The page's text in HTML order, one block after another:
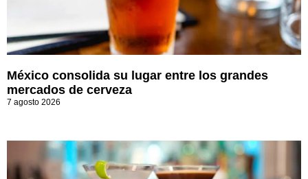
México consolida su lugar entre los grandes
mercados de cerveza
7 agosto 2026